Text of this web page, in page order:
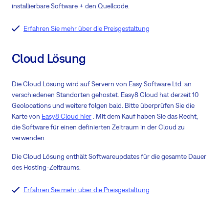
installierbare Software + den Quellcode.
Erfahren Sie mehr über die Preisgestaltung
Cloud Lösung
Die Cloud Lösung wird auf Servern von Easy Software Ltd. an
verschiedenen Standorten gehostet. Easy8 Cloud hat derzeit 10
Geolocations und weitere folgen bald. Bitte überprüfen Sie die
Karte von Easy8 Cloud hier . Mit dem Kauf haben Sie das Recht,
die Software für einen definierten Zeitraum in der Cloud zu
verwenden.
Die Cloud Lösung enthält Softwareupdates für die gesamte Dauer
des Hosting-Zeitraums.
Erfahren Sie mehr über die Preisgestaltung